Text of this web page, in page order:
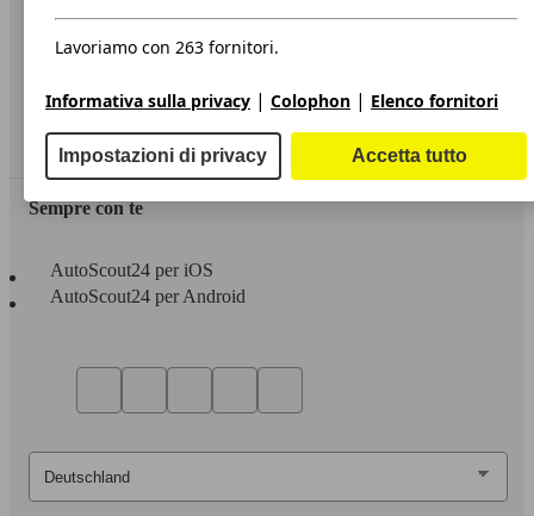
Privacy
Dichiarazione di Accessibilità
Servizi
Area rivenditori
Sempre con te
AutoScout24 per iOS
AutoScout24 per Android
Lavoriamo con 263 fornitori.
Informativa sulla privacy | Colophon | Elenco fornitori
Impostazioni di privacy Accetta tutto